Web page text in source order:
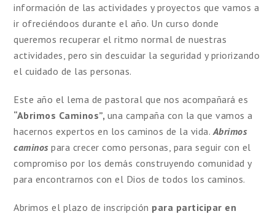
información de las actividades y proyectos que vamos a
ir ofreciéndoos durante el año. Un curso donde
queremos recuperar el ritmo normal de nuestras
actividades, pero sin descuidar la seguridad y priorizando
el cuidado de las personas.
Este año el lema de pastoral que nos acompañará es
“Abrimos Caminos”, una campaña con la que vamos a
hacernos expertos en los caminos de la vida. Abrimos
caminospara crecer como personas, para seguir con el
compromiso por los demás construyendo comunidad y
para encontrarnos con el Dios de todos los caminos.
Abrimos el plazo de inscripción para participar en